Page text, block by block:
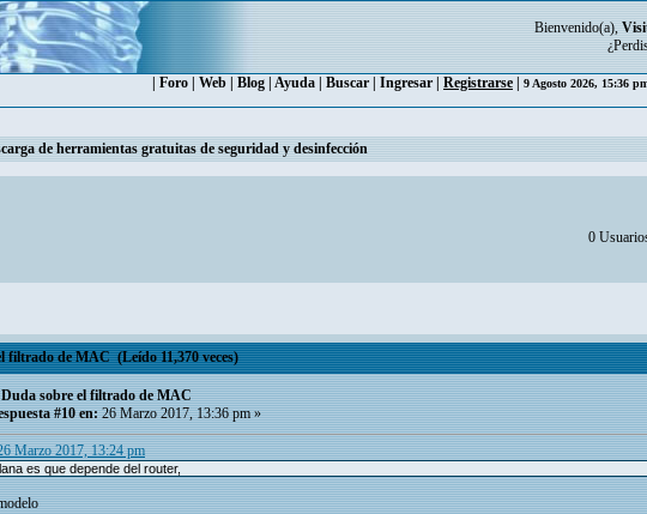
Bienvenido(a),
Foro Web Blog Ayuda Buscar Ingresar Registrarse 9 Agosto 2026, 15:36
de herramientas gratuitas de seguridad y desinfección
0
filtrado de MAC (Leído 11,370 veces)
sobre el filtrado de MAC
#10 en:26 Marzo 2017, 13:36 pm »
Marzo 2017, 13:24 pm
es que depende del router,